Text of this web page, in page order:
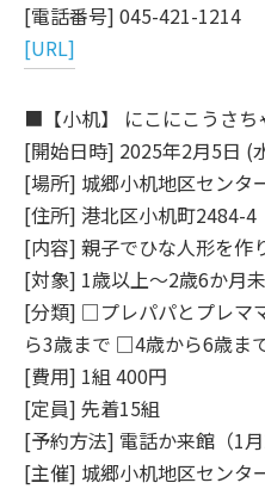
[電話番号] 045-421-1214
[URL]
■【小机】 にこにこうさち
[開始日時] 2025年2月5日 (
[場所] 城郷小机地区センタ
[住所] 港北区小机町2484-4
[内容] 親子でひな人形を作
[対象] 1歳以上～2歳6か月
[分類] □プレパパとプレ
ら3歳まで □4歳から6歳ま
[費用] 1組 400円
[定員] 先着15組
[予約方法] 電話か来館（1月
[主催] 城郷小机地区センタ